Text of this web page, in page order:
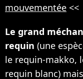
mouvementée <<
Le grand
requin (une
le requin-makko,
requin blanc)